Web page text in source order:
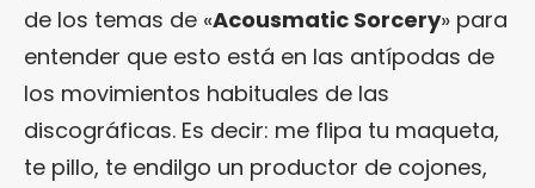
de los temas de «Acousmatic Sorcery» para
entender que esto está en las antípodas de
los movimientos habituales de las
discográficas. Es decir: me flipa tu maqueta,
te pillo, te endilgo un productor de cojones,